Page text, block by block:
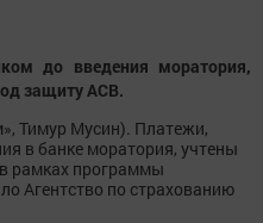
до введения моратория,
защиту АСВ.
Тимур Мусин). Платежи,
в банке моратория, учтены
рамках программы
Агентство по страхованию